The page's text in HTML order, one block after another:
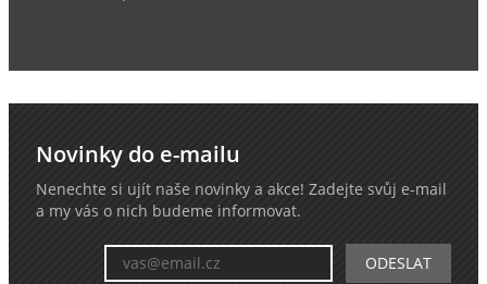
Novinky do e-mailu
Nenechte si ujít naše novinky a akce! Zadejte svůj e-mail
a my vás o nich budeme informovat.